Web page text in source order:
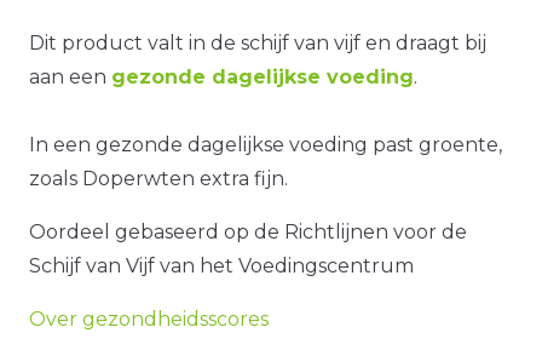
Dit product valt in de schijf van vijf en draagt bij
aan een gezonde dagelijkse voeding.
In een gezonde dagelijkse voeding past groente,
zoals Doperwten extra fijn.
Oordeel gebaseerd op de Richtlijnen voor de
Schijf van Vijf van het Voedingscentrum
Over gezondheidsscores